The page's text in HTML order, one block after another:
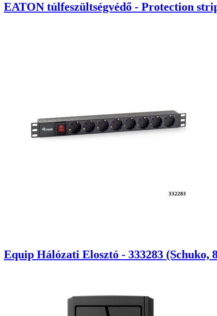
EATON túlfeszültségvédő - Protection
Equip Hálózati Elosztó - 333283 (Schuko,